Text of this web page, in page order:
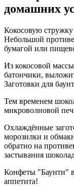
домашних
Кокосовую
Небольшой
бумагой или
Из кокосовой
батончики,
Заготовки для
Тем временем
микроволновой
Охлаждённые
морозилки и
обратно на
застывания
Конфеты "Баунти"
аппетита!